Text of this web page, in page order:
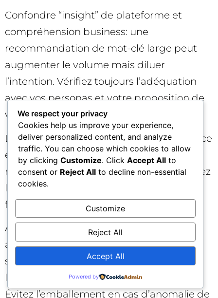
Confondre “insight” de plateforme et
compréhension business: une
recommandation de mot-clé large peut
augmenter le volume mais diluer
l’intention. Vérifiez toujours l’adéquation
avec vos personas et votre proposition de
valeur.
Laisser l’IA réécrire la marque: la cohérence
éditoriale et la précision sont non
négociables. Sans garde-fous, vous risquez
le hors-sujet, la banalisation ou l’erreur
factuelle.
Automatiser sans bornes: toute
automatisation doit être bornée par des
seuils de sécurité (plafonds budgétaires,
listes d’exclusion, limites de fréquence).
Évitez l’emballement en cas d’anomalie de
We respect your privacy
Cookies help us improve your experience,
deliver personalized content, and analyze
traffic. You can choose which cookies to allow
by clicking Customize. Click Accept All to
consent or Reject All to decline non-essential
cookies.
Customize
Reject All
Accept All
Powered by